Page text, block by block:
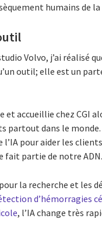
humains de
Volvo, j’ai réalisé
outil; elle est un
et accueillie chez CGI
partout dans le monde.
pour aider les
partie de notre ADN.
la recherche et les
d’hémorragies
, l’IA change très